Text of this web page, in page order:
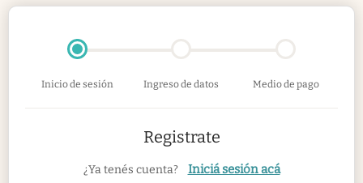
Inicio de sesión Ingreso de datos Medio de pago
Registrate
¿Ya tenés cuenta? Iniciá sesión acá